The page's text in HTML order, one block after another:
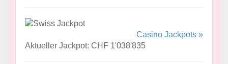
Casino Jackpots »
Aktueller Jackpot: CHF 1'038'835